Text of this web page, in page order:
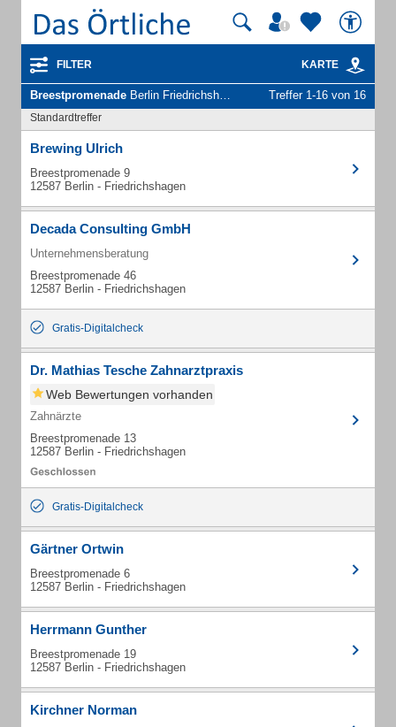
FILTER KARTE
Breestpromenade Berlin Friedrichshagen - Unternehmen und Personen Treffer 1-16 von 16
Standardtreffer
Brewing Ulrich
Breestpromenade 9
12587 Berlin - Friedrichshagen
Decada Consulting GmbH
Unternehmensberatung
Breestpromenade 46
12587 Berlin - Friedrichshagen
Gratis-Digitalcheck
Dr. Mathias Tesche Zahnarztpraxis
Web Bewertungen vorhanden
Zahnärzte
Breestpromenade 13
12587 Berlin - Friedrichshagen
Gratis-Digitalcheck
Gärtner Ortwin
Breestpromenade 6
12587 Berlin - Friedrichshagen
Herrmann Gunther
Breestpromenade 19
12587 Berlin - Friedrichshagen
Kirchner Norman